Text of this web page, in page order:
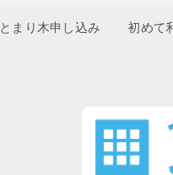
とまり木申し込み 初めて